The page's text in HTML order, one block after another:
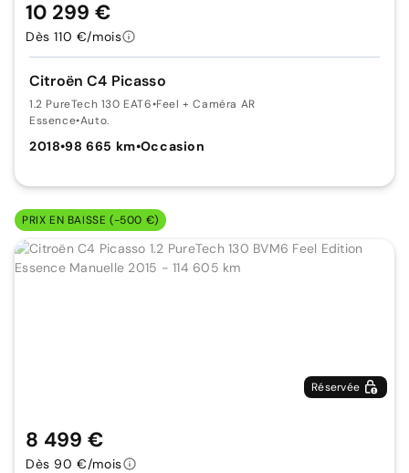
Citroën C4 Picasso
1.2 PureTech 130 EAT6•Feel + Caméra AR
Essence•Auto.
2018•98 665 km•Occasion
10 299 €
Dès 110 €/mois
PRIX EN BAISSE (-500 €)
Réservée
8 499 €
Dès 90 €/mois